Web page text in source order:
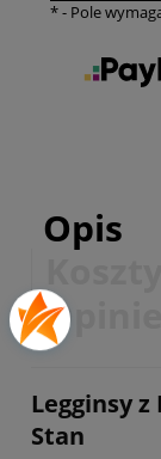
*- Pole
Opis
Opinie
Legginsy z
Stan